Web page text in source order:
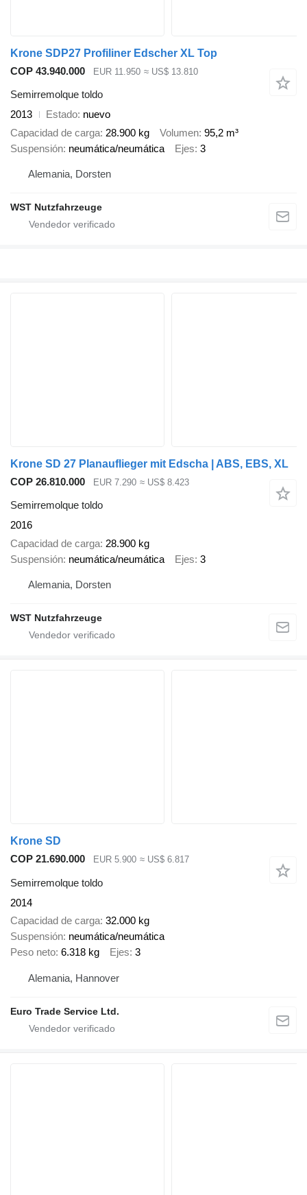
Krone SDP27 Profiliner Edscher XL Top
COP 43.940.000
EUR 11.950 ≈ US$ 13.810
Semirremolque toldo
2013
Estado nuevo
Capacidad de carga 28.900 kg Volumen 95,2 m³
Suspensión neumática/neumática Ejes 3
Alemania, Dorsten
WST Nutzfahrzeuge
Krone SD 27 Planauflieger mit Edscha | ABS, EBS, XL
COP 26.810.000
EUR 7.290 ≈ US$ 8.423
Semirremolque toldo
2016
Capacidad de carga 28.900 kg
Suspensión neumática/neumática Ejes 3
Alemania, Dorsten
WST Nutzfahrzeuge
Krone SD
COP 21.690.000
EUR 5.900 ≈ US$ 6.817
Semirremolque toldo
2014
Capacidad de carga 32.000 kg
Suspensión neumática/neumática
Peso neto 6.318 kg Ejes 3
Alemania, Hannover
Euro Trade Service Ltd.